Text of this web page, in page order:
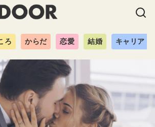
ろ からだ 恋愛 結婚 キャリア